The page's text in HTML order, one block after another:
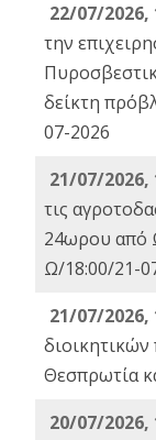
22/07/2026,
την
δείκτη
07-2026
21/07/2026,
τις
24ωρου από
Ω/18:00/21-
21/07/2026,
Θεσπρωτία
20/07/2026,